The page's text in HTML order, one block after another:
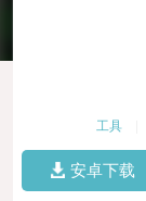
工具
安卓下载